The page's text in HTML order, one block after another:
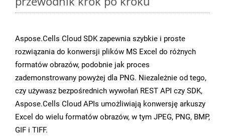
Aspose.Cells Cloud SDK zapewnia szybkie i proste
rozwiązania do konwersji plików MS Excel do różnych
formatów obrazów, podobnie jak proces
zademonstrowany powyżej dla PNG. Niezależnie od tego,
czy używasz bezpośrednich wywołań REST API czy SDK,
Aspose.Cells Cloud APIs umożliwiają konwersję arkuszy
Excel do wielu formatów obrazów, w tym JPEG, PNG, BMP,
GIF i TIFF.